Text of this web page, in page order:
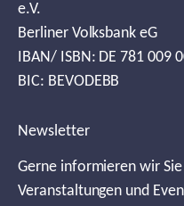
e.V.
Berliner Volksbank eG
IBAN/ ISBN: DE 781 009
BIC: BEVODEBB
Newsletter
Gerne informieren wir
Veranstaltungen und